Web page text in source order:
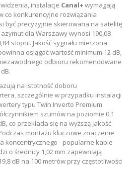
instalacje Canal+ wymagają
co konkurencyjne rozwiązania
być precyzyjnie skierowana na satelitę
azymut dla Warszawy wynosi 190,08
stopni. Jakość sygnału mierzona
osiągać wartość minimum 12 dB,
odbioru rekomendowane
na istotność doboru
szczególnie w przypadku instalacji
typu Twin Inverto Premium
szumów na poziomie 0,1
co przekłada się na wyższą jakość
montażu kluczowe znaczenie
koncentrycznego - popularne kable
o średnicy 1,02 mm zapewniają
dB na 100 metrów przy częstotliwości